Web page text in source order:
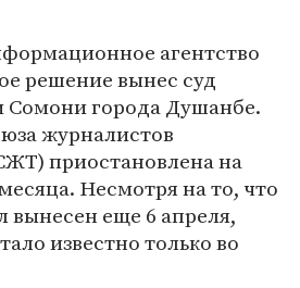
агентство
решение вынес суд
города Душанбе.
журналистов
приостановлена на
Несмотря на то, что
вынесен еще 6 апреля,
известно только во